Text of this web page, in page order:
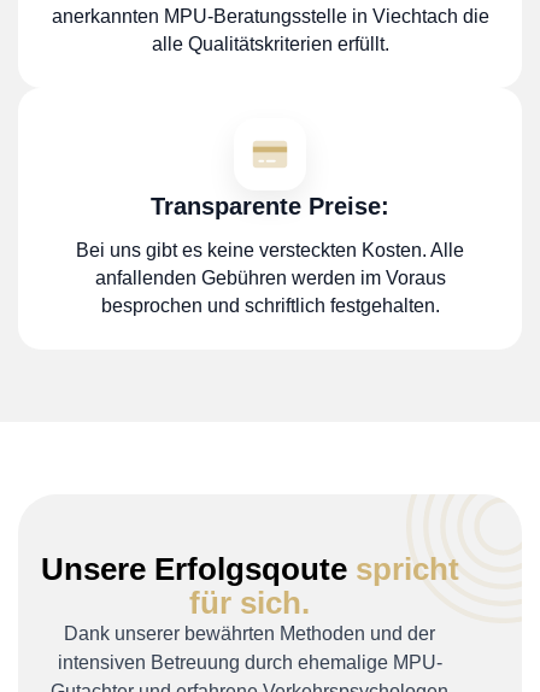
anerkannten MPU-Beratungsstelle in Viechtach die
alle Qualitätskriterien erfüllt.
Transparente Preise:
Bei uns gibt es keine versteckten Kosten. Alle
anfallenden Gebühren werden im Voraus
besprochen und schriftlich festgehalten.
Unsere Erfolgsqoutespricht
für sich.
Dank unserer bewährten Methoden und der
intensiven Betreuung durch ehemalige MPU-